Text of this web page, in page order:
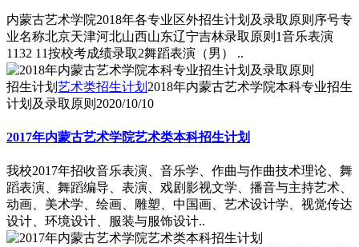
内蒙古艺术学院2018年各专业区外招生计划及录取原则序号专
业名称北京天津河北山西山东辽宁吉林录取原则1音乐表演
1132 11按校考成绩录取2舞蹈表演（男） ..
招生计划 艺术类招生计划 2018年内蒙古艺术学院本科专业招生
计划及录取原则 2020/10/10
2017年内蒙古艺术学院艺术类本科招生计划
我校2017年招收音乐表演、音乐学、作曲与作曲技术理论、舞
蹈表演、舞蹈编导、表演、戏剧影视文学、播音与主持艺术、
动画、美术学、绘画、雕塑、中国画、艺术设计学、视觉传达
设计、环境设计、服装与服饰设计..